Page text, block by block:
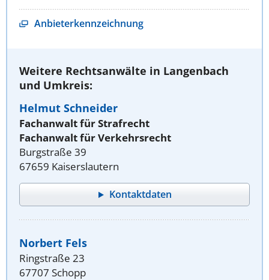
Anbieterkennzeichnung
Weitere Rechtsanwälte in Langenbach
und Umkreis:
Helmut Schneider
Fachanwalt für Strafrecht
Fachanwalt für Verkehrsrecht
Burgstraße 39
67659 Kaiserslautern
Kontaktdaten
Norbert Fels
Ringstraße 23
67707 Schopp